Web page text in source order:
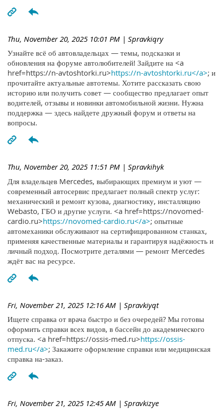
Thu, November 20, 2025 10:01 PM | Spravkiqry
Узнайте всё об автовладельцах — темы, подсказки и
обновления на форуме автолюбителей! Зайдите на <a
href=https://n-avtoshtorki.ru>https://n-avtoshtorki.ru</a>; и
прочитайте актуальные автотемы. Хотите рассказать свою
историю или получить совет — сообщество предлагает опыт
водителей, отзывы и новинки автомобильной жизни. Нужна
поддержка — здесь найдете дружный форум и ответы на
вопросы.
Thu, November 20, 2025 11:51 PM | Spravkihyk
Для владельцев Mercedes, выбирающих премиум и уют —
современный автосервис предлагает полный спектр услуг:
механический и ремонт кузова, диагностику, инсталляцию
Webasto, ГБО и другие услуги. <a href=https://novomed-
cardio.ru>https://novomed-cardio.ru</a>; опытные
автомеханики обслуживают на сертифицированном станках,
применяя качественные материалы и гарантируя надёжность и
личный подход. Посмотрите деталями — ремонт Mercedes
ждёт вас на ресурсе.
Fri, November 21, 2025 12:16 AM | Spravkiyqt
Ищете справка от врача быстро и без очередей? Мы готовы
оформить справки всех видов, в бассейн до академического
отпуска. <a href=https://ossis-med.ru>https://ossis-
med.ru</a>; Закажите оформление справки или медицинская
справка на-заказ.
Fri, November 21, 2025 12:45 AM | Spravkizye